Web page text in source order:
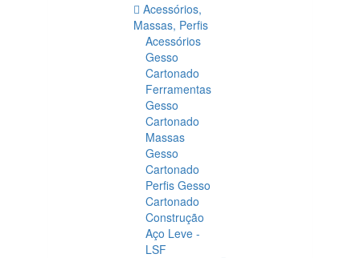
Acessórios,
Massas, Perfis
Acessórios
Gesso
Cartonado
Ferramentas
Gesso
Cartonado
Massas
Gesso
Cartonado
Perfis Gesso
Cartonado
Construção
Aço Leve -
LSF